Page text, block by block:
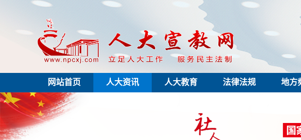
网站首页 人大资讯 人大教育 法律法规 地方